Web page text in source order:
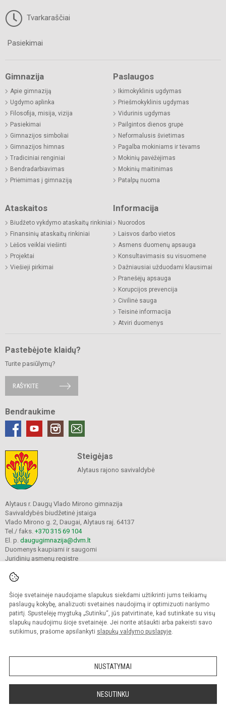
Šioje svetainėje naudojame slapukus siekdami užtikrinti jums teikiamų
paslaugų kokybę, analizuoti svetainės naudojimą ir optimizuoti naršymo
patirtį. Spustelėję mygtuką „Sutinku“, jūs patvirtinate, kad sutinkate su visų
slapukų naudojimu šioje svetainėje. Jei norite atšaukti arba pakeisti savo
sutikimus, prašome apsilankyti slapukų valdymo puslapyje.
NUSTATYMAI
NESUTINKU
Tvarkaraščiai
Pasiekimai
Gimnazija
Apie gimnaziją
Ugdymo aplinka
Filosofija, misija, vizija
Pasiekimai
Gimnazijos simboliai
Gimnazijos himnas
Tradiciniai renginiai
Bendradarbiavimas
Priėmimas į gimnaziją
Paslaugos
Ikimokyklinis ugdymas
Priešmokyklinis ugdymas
Vidurinis ugdymas
Pailgintos dienos grupė
Neformalusis švietimas
Pagalba mokiniams ir tėvams
Mokinių pavėžėjimas
Mokinių maitinimas
Patalpų nuoma
Ataskaitos
Biudžeto vykdymo ataskaitų rinkiniai
Finansinių ataskaitų rinkiniai
Lėšos veiklai viešinti
Projektai
Viešieji pirkimai
Informacija
Nuorodos
Laisvos darbo vietos
Asmens duomenų apsauga
Konsultavimasis su visuomene
Dažniausiai užduodami klausimai
Pranešėjų apsauga
Korupcijos prevencija
Civilinė sauga
Teisinė informacija
Atviri duomenys
Pastebėjote klaidų?
Turite pasiūlymų?
RAŠYKITE
Bendraukime
Steigėjas
Alytaus rajono savivaldybė
Alytaus r. Daugų Vlado Mirono gimnazija
Savivaldybės biudžetinė įstaiga
Vlado Mirono g. 2, Daugai, Alytaus raj. 64137
Tel./ faks. +370 315 69 104
El. p. daugugimnazija@dvm.lt
Duomenys kaupiami ir saugomi
Juridinių asmenų registre
© 2024. Alytaus r. Daugų Vlado Mirono gimnazija. Visos teisės saugomos.
Kopijuoti turinį be raštiško įstaigos administracijos sutikimo griežtai draudžiama.
Prieinamumo paraiška Slapukų valdymas